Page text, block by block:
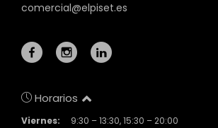
comercial@elpiset.es
Horarios
Viernes:
9:30 – 13:30, 15:30 – 20:00